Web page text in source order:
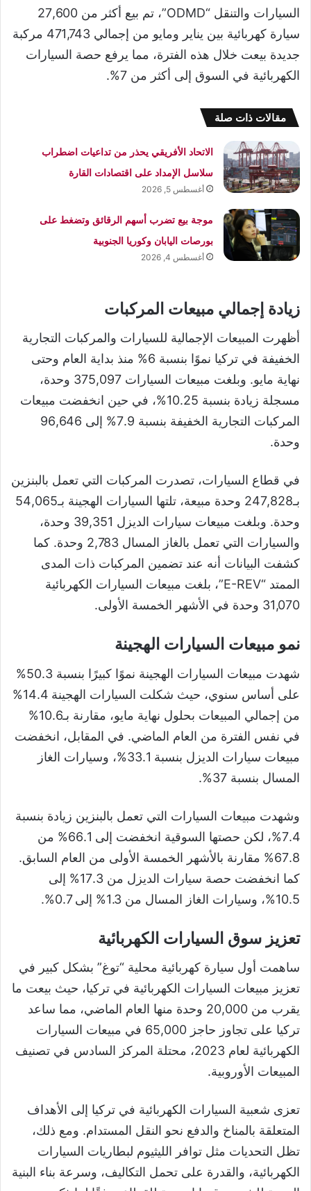
السيارات والتنقل “ODMD”، تم بيع أكثر من 27,600
سيارة كهربائية بين يناير ومايو من إجمالي 471,743 مركبة
جديدة بيعت خلال هذه الفترة، مما يرفع حصة السيارات
الكهربائية في السوق إلى أكثر من 7%.
مقالات ذات صلة
الاتحاد الأفريقي يحذر من تداعيات اضطراب
سلاسل الإمداد على اقتصادات القارة
أغسطس 5, 2026
موجة بيع تضرب أسهم الرقائق وتضغط على
بورصات اليابان وكوريا الجنوبية
أغسطس 4, 2026
زيادة إجمالي مبيعات المركبات
أظهرت المبيعات الإجمالية للسيارات والمركبات التجارية
الخفيفة في تركيا نموًا بنسبة 6% منذ بداية العام وحتى
نهاية مايو. وبلغت مبيعات السيارات 375,097 وحدة،
مسجلة زيادة بنسبة 10.25%، في حين انخفضت مبيعات
المركبات التجارية الخفيفة بنسبة 7.9% إلى 96,646
وحدة.
في قطاع السيارات، تصدرت المركبات التي تعمل بالبنزين
بـ247,828 وحدة مبيعة، تلتها السيارات الهجينة بـ54,065
وحدة. وبلغت مبيعات سيارات الديزل 39,351 وحدة،
والسيارات التي تعمل بالغاز المسال 2,783 وحدة. كما
كشفت البيانات أنه عند تضمين المركبات ذات المدى
الممتد “E-REV”، بلغت مبيعات السيارات الكهربائية
31,070 وحدة في الأشهر الخمسة الأولى.
نمو مبيعات السيارات الهجينة
شهدت مبيعات السيارات الهجينة نموًا كبيرًا بنسبة 50.3%
على أساس سنوي، حيث شكلت السيارات الهجينة 14.4%
من إجمالي المبيعات بحلول نهاية مايو، مقارنة بـ10.6%
في نفس الفترة من العام الماضي. في المقابل، انخفضت
مبيعات سيارات الديزل بنسبة 33.1%، وسيارات الغاز
المسال بنسبة 37%.
وشهدت مبيعات السيارات التي تعمل بالبنزين زيادة بنسبة
7.4%، لكن حصتها السوقية انخفضت إلى 66.1% من
67.8% مقارنة بالأشهر الخمسة الأولى من العام السابق.
كما انخفضت حصة سيارات الديزل من 17.3% إلى
10.5%، وسيارات الغاز المسال من 1.3% إلى 0.7%.
تعزيز سوق السيارات الكهربائية
ساهمت أول سيارة كهربائية محلية “توغ” بشكل كبير في
تعزيز مبيعات السيارات الكهربائية في تركيا، حيث بيعت ما
يقرب من 20,000 وحدة منها العام الماضي، مما ساعد
تركيا على تجاوز حاجز 65,000 في مبيعات السيارات
الكهربائية لعام 2023، محتلة المركز السادس في تصنيف
المبيعات الأوروبية.
تعزى شعبية السيارات الكهربائية في تركيا إلى الأهداف
المتعلقة بالمناخ والدفع نحو النقل المستدام. ومع ذلك،
تظل التحديات مثل توافر الليثيوم لبطاريات السيارات
الكهربائية، والقدرة على تحمل التكاليف، وسرعة بناء البنية